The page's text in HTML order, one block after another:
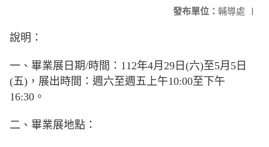
發布單位： 輔導處 |
說明：
一、畢業展日期/時間：112年4月29日(六)至5月5日
(五)，展出時間：週六至週五上午10:00至下午
16:30。
二、畢業展地點：